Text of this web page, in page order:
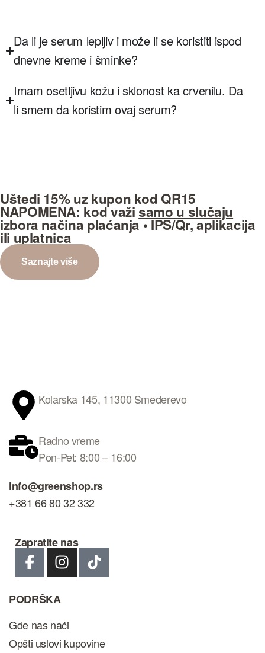
Da li je serum lepljiv i može li se koristiti ispod
dnevne kreme i šminke?
Imam osetljivu kožu i sklonost ka crvenilu. Da
li smem da koristim ovaj serum?
Uštedi 15%uz kupon kod QR15
NAPOMENA: kod važisamo u slučaju
izbora načina plaćanja• IPS/Qr, aplikacija
ili uplatnica
Saznajte više
Kolarska 145, 11300 Smederevo
Radno vreme
Pon-Pet: 8:00 – 16:00
info@greenshop.rs
+381 66 80 32 332
Zapratite nas
PODRŠKA
Gde nas naći
Opšti uslovi kupovine